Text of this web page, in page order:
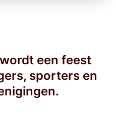
een feest
sporters en